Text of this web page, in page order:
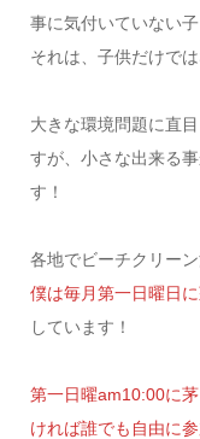
事に気付いていない子
それは、子供だけで
大きな環境問題に直
すが、小さな出来る
す！
各地でビーチクリー
僕は毎月第一日曜日
しています！
第一日曜am10:00に
ければ誰でも自由に参